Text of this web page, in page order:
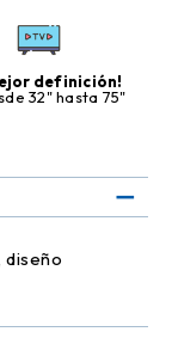
definición!
32" hasta 75"